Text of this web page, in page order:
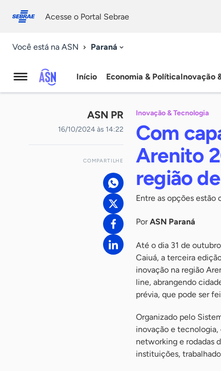
conosco
Acesse o Portal Sebrae
Você está na ASN Paraná
Agência
Sebrae
Notícias
Início Economia & PolíticaInovação
ASN PR
16/10/2024 às 14:22
COMPARTILHE
Inovação & Tecnologia
Com
Arenito
região
Entre as opções estão
PorASN Paraná
Até o dia 31 de
Caiuá, a terceira
inovação na região
line, abrangendo
prévia, que pode ser
Organizado pelo
inovação e tecnologia,
networking e rodadas
instituições,